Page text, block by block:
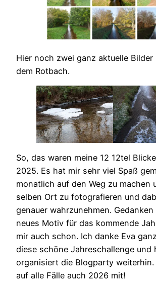
Hier noch zwei ganz aktuelle Bilder
dem Rotbach.
So, das waren meine 12 12tel
2025. Es hat mir sehr viel Spaß
monatlich auf den Weg zu machen
selben Ort zu fotografieren und
genauer wahrzunehmen. Gedanken
neues Motiv für das kommende
mir auch schon. Ich danke Eva
diese schöne Jahreschallenge und
organisiert die Blogparty weiterhin.
auf alle Fälle auch 2026 mit!